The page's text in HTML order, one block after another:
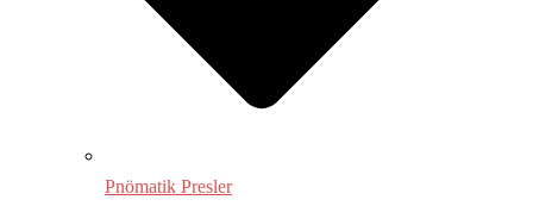
Pnömatik Presler